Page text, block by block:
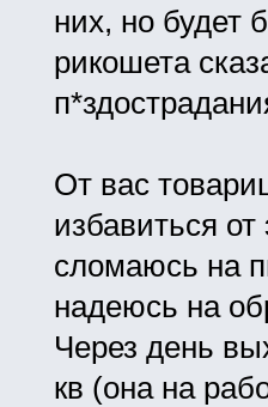
них, но будет
рикошета
От вас
избавиться
сломаюсь на
надеюсь на
Через день
кв (она на